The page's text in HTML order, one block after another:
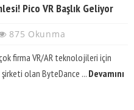
Pico VR Başlık Geliyor
875 Okunma
firma VR/AR teknolojileri için
şirketi olan ByteDance ... Devamını